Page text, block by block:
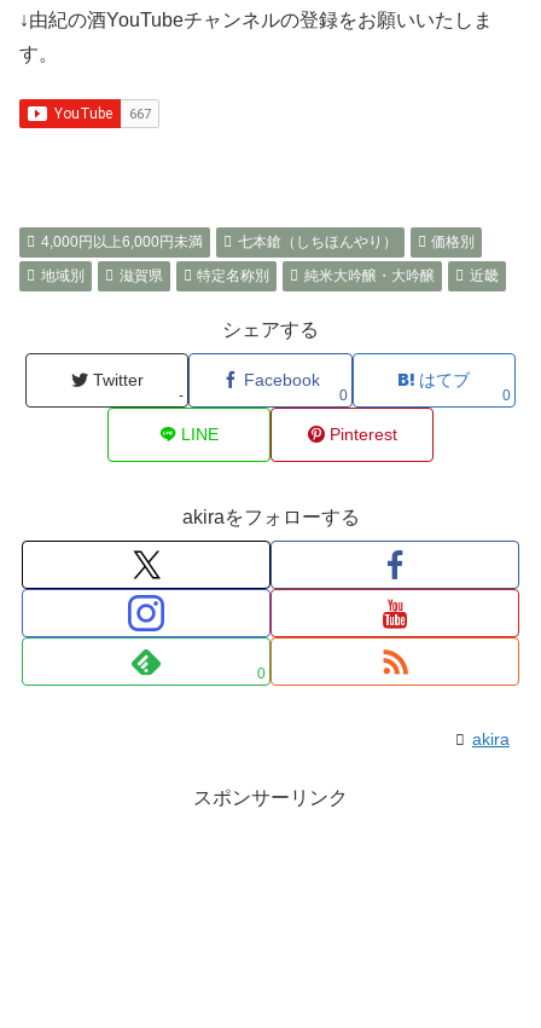
↓由紀の酒YouTubeチャンネルの登録をお願いいたしま
す。
4,000円以上6,000円未満 七本鎗（しちほんやり）
価格別
地域別
滋賀県 特定名称別 純米大吟醸・大吟醸 近畿
シェアする
Twitter
-
Facebook
0
はてブ
0
LINE Pinterest
akiraをフォローする
0
akira
スポンサーリンク